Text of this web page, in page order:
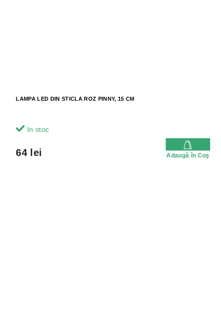
LAMPA LED DIN STICLA ROZ PINNY, 15 CM
In stoc
64 lei Adaugă în Coş